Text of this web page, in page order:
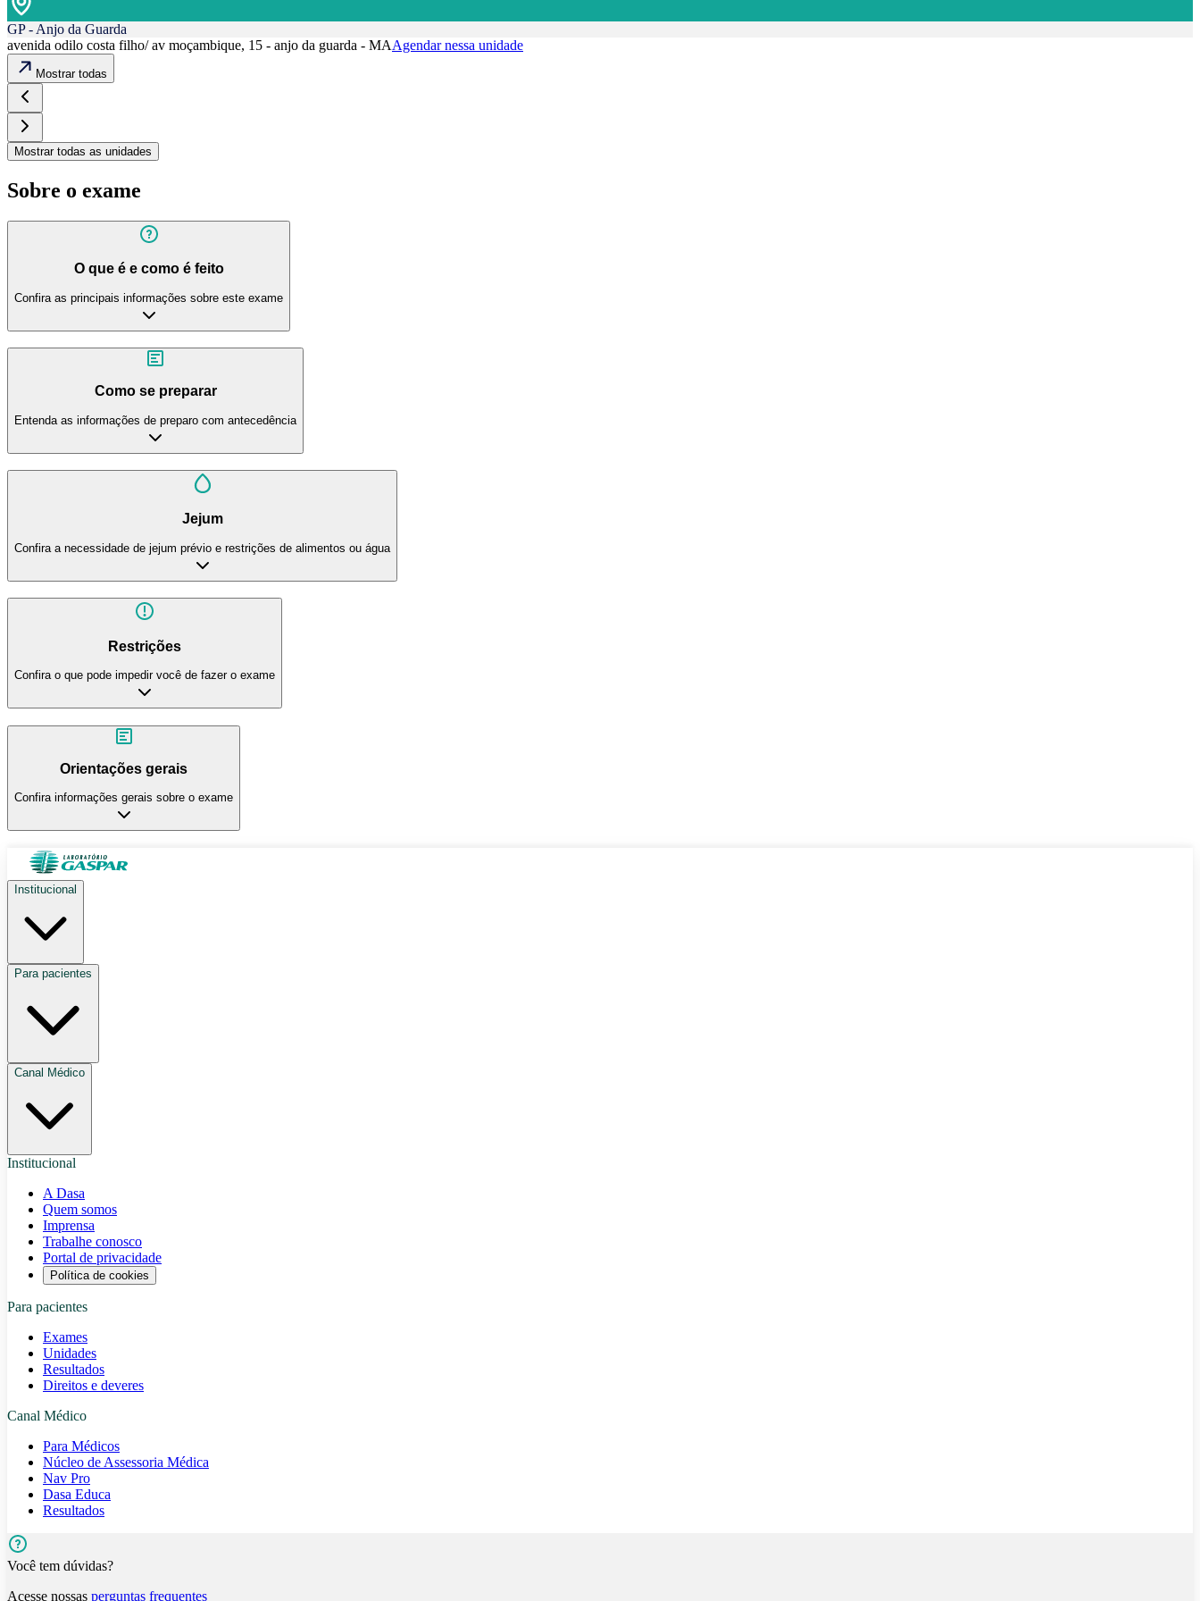
GP - Anjo da Guarda
avenida odilo costa filho/ av moçambique, 15 - anjo da guarda - MAAgendar nessa unidade
Mostrar todas
Mostrar todas as unidades
Sobre o exame
O que é e como é feito
Confira as principais informações sobre este exame
Como se preparar
Entenda as informações de preparo com antecedência
Jejum
Confira a necessidade de jejum prévio e restrições de alimentos ou água
Restrições
Confira o que pode impedir você de fazer o exame
Orientações gerais
Confira informações gerais sobre o exame
Institucional
Para pacientes
Canal Médico
Institucional
A Dasa
Quem somos
Imprensa
Trabalhe conosco
Portal de privacidade
Política de cookies
Para pacientes
Exames
Unidades
Resultados
Direitos e deveres
Canal Médico
Para Médicos
Núcleo de Assessoria Médica
Nav Pro
Dasa Educa
Resultados
Você tem dúvidas?
Acesse nossas perguntas frequentes